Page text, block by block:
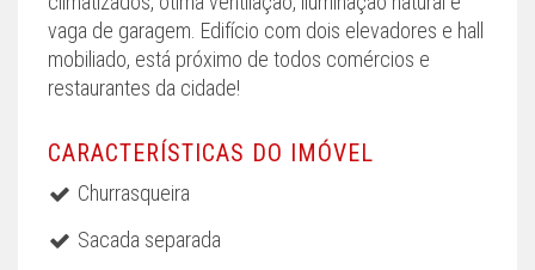
vaga de garagem. Edifício com dois elevadores e hall
mobiliado, está próximo de todos comércios e
restaurantes da cidade!
CARACTERÍSTICAS DO IMÓVEL
Churrasqueira
Sacada separada